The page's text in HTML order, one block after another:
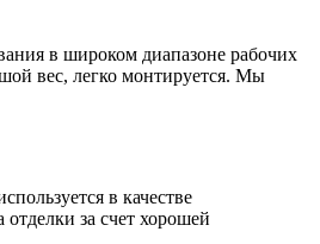
в широком диапазоне рабочих
вес, легко монтируется. Мы
в качестве
за счет хорошей